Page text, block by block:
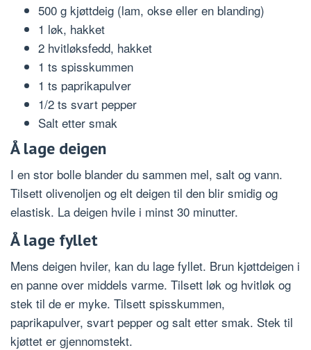
500 g kjøttdeig (lam, okse eller en blanding)
1 løk, hakket
2 hvitløksfedd, hakket
1 ts spisskummen
1 ts paprikapulver
1/2 ts svart pepper
Salt etter smak
Å lage deigen
I en stor bolle blander du sammen mel, salt og vann.
Tilsett olivenoljen og elt deigen til den blir smidig og
elastisk. La deigen hvile i minst 30 minutter.
Å lage fyllet
Mens deigen hviler, kan du lage fyllet. Brun kjøttdeigen i
en panne over middels varme. Tilsett løk og hvitløk og
stek til de er myke. Tilsett spisskummen,
paprikapulver, svart pepper og salt etter smak. Stek til
kjøttet er gjennomstekt.